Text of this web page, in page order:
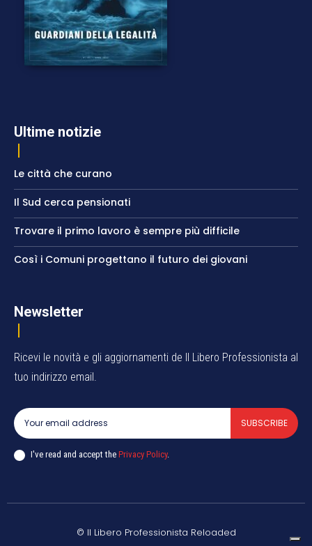
Ultime notizie
Le città che curano
Il Sud cerca pensionati
Trovare il primo lavoro è sempre più difficile
Così i Comuni progettano il futuro dei giovani
Newsletter
Ricevi le novità e gli aggiornamenti de Il Libero Professionista al
tuo indirizzo email.
SUBSCRIBE
I've read and accept the Privacy Policy.
© Il Libero Professionista Reloaded